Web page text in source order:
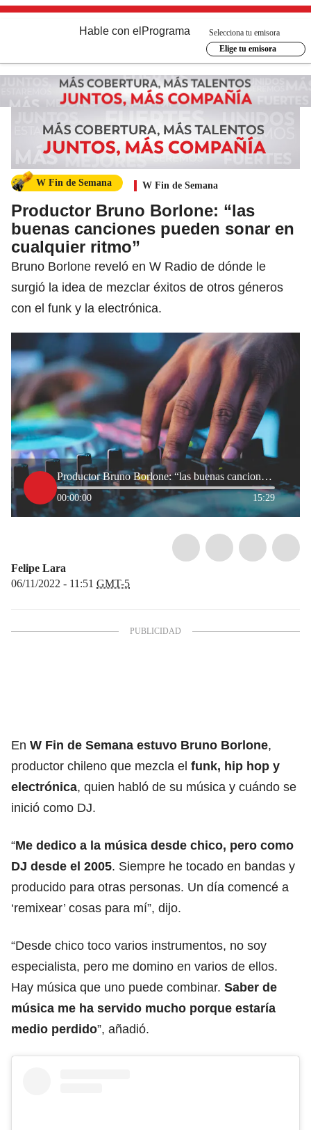
Hable con el Programa
Selecciona tu emisora
Elige tu emisora
W Fin de Semana W Fin de Semana
Productor Bruno Borlone: “las
buenas canciones pueden sonar en
cualquier ritmo”
Bruno Borlone reveló en W Radio de dónde le
surgió la idea de mezclar éxitos de otros géneros
con el funk y la electrónica.
Productor Bruno Borlone: “las buenas canciones pueden sonar en cualquier ritmo”
00:00:00 15:29
Felipe Lara
06/11/2022 - 11:51 GMT-5
En W Fin de Semana estuvo Bruno Borlone,
productor chileno que mezcla el funk, hip hop y
electrónica, quien habló de su música y cuándo se
inició como DJ.
“Me dedico a la música desde chico, pero como
DJ desde el 2005. Siempre he tocado en bandas y
producido para otras personas. Un día comencé a
‘remixear’ cosas para mí”, dijo.
“Desde chico toco varios instrumentos, no soy
especialista, pero me domino en varios de ellos.
Hay música que uno puede combinar. Saber de
música me ha servido mucho porque estaría
medio perdido”, añadió.